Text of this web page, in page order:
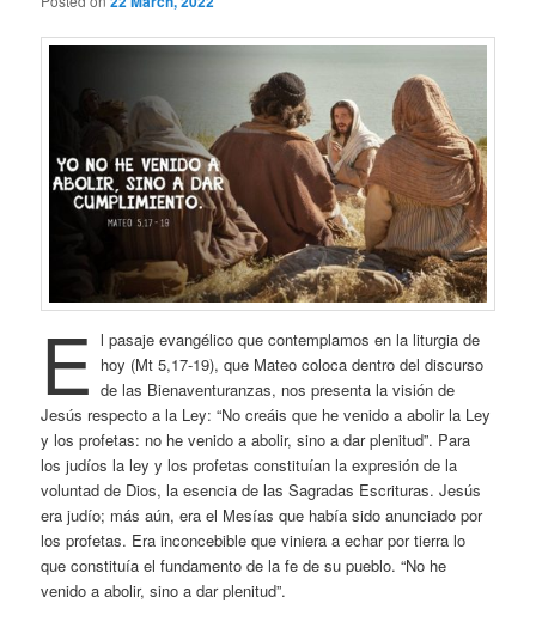
E l pasaje evangélico que contemplamos en la liturgia de
hoy (Mt 5,17-19), que Mateo coloca dentro del discurso
de las Bienaventuranzas, nos presenta la visión de
Jesús respecto a la Ley: “No creáis que he venido a abolir la Ley
y los profetas: no he venido a abolir, sino a dar plenitud”. Para
los judíos la ley y los profetas constituían la expresión de la
voluntad de Dios, la esencia de las Sagradas Escrituras. Jesús
era judío; más aún, era el Mesías que había sido anunciado por
los profetas. Era inconcebible que viniera a echar por tierra lo
que constituía el fundamento de la fe de su pueblo. “No he
venido a abolir, sino a dar plenitud”.